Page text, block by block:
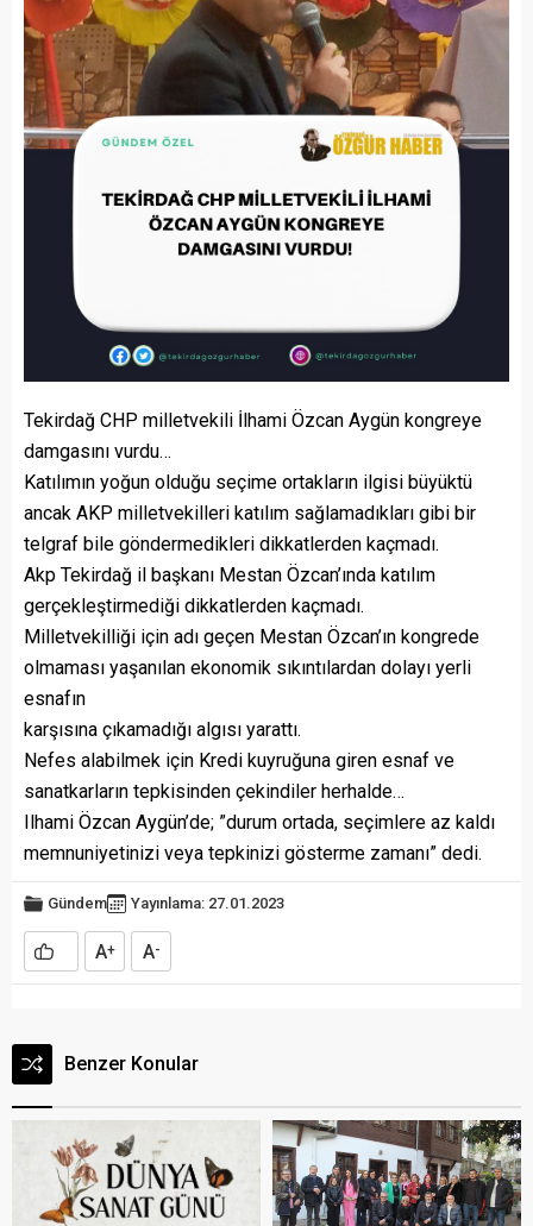
Tekirdağ CHP milletvekili İlhami Özcan Aygün kongreye
damgasını vurdu…
Katılımın yoğun olduğu seçime ortakların ilgisi büyüktü
ancak AKP milletvekilleri katılım sağlamadıkları gibi bir
telgraf bile göndermedikleri dikkatlerden kaçmadı.
Akp Tekirdağ il başkanı Mestan Özcan’ında katılım
gerçekleştirmediği dikkatlerden kaçmadı.
Milletvekilliği için adı geçen Mestan Özcan’ın kongrede
olmaması yaşanılan ekonomik sıkıntılardan dolayı yerli
esnafın
karşısına çıkamadığı algısı yarattı.
Nefes alabilmek için Kredi kuyruğuna giren esnaf ve
sanatkarların tepkisinden çekindiler herhalde…
Ilhami Özcan Aygün’de; ”durum ortada, seçimlere az kaldı
memnuniyetinizi veya tepkinizi gösterme zamanı” dedi.
Gündem Yayınlama: 27.01.2023
A+ A-
Benzer Konular